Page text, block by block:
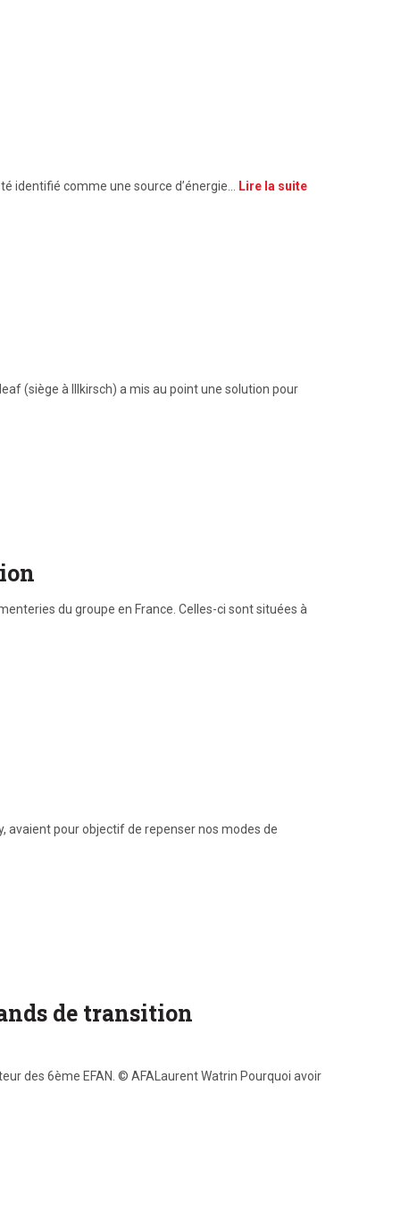
identifié comme une source d’énergie… Lire la suite
(siège à Illkirsch) a mis au point une solution pour
du groupe en France. Celles-ci sont situées à
avaient pour objectif de repenser nos modes de
de transition
des 6ème EFAN. © AFALaurent Watrin Pourquoi avoir